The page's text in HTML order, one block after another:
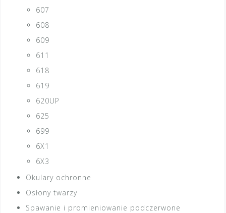
607
608
609
611
618
619
620UP
625
699
6X1
6X3
Okulary ochronne
Osłony twarzy
Spawanie i promieniowanie podczerwone